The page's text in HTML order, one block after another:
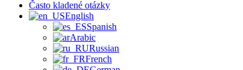
Často kladené otázky
English
Spanish
Arabic
Russian
French